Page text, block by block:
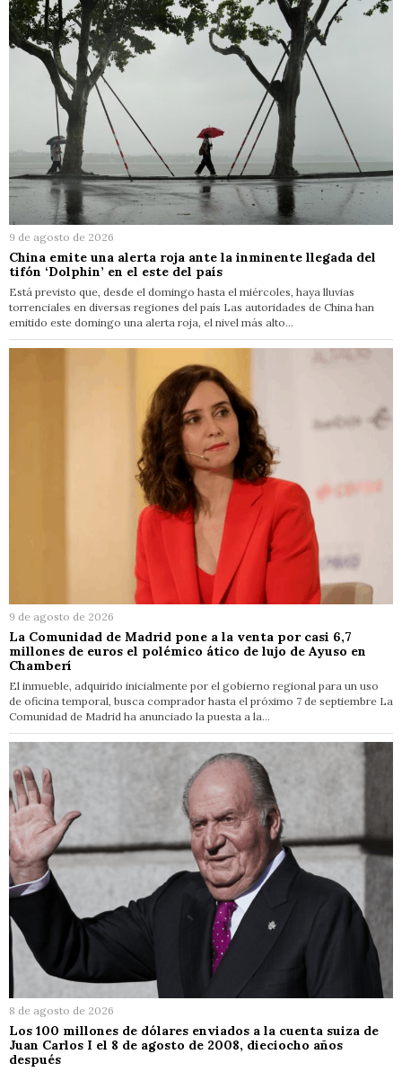
9 de agosto de 2026
China emite una alerta roja ante la inminente llegada del
tifón ‘Dolphin’ en el este del país
Está previsto que, desde el domingo hasta el miércoles, haya lluvias
torrenciales en diversas regiones del país Las autoridades de China han
emitido este domingo una alerta roja, el nivel más alto…
9 de agosto de 2026
La Comunidad de Madrid pone a la venta por casi 6,7
millones de euros el polémico ático de lujo de Ayuso en
Chamberí
El inmueble, adquirido inicialmente por el gobierno regional para un uso
de oficina temporal, busca comprador hasta el próximo 7 de septiembre La
Comunidad de Madrid ha anunciado la puesta a la…
8 de agosto de 2026
Los 100 millones de dólares enviados a la cuenta suiza de
Juan Carlos I el 8 de agosto de 2008, dieciocho años
después